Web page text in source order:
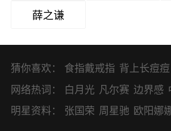
薛之谦
猜你喜欢： 食指戴戒指 背上长痘痘
避暑胜地
网络热词：
白月光 凡尔赛 边界感
凤雏 二次元 KPI EMO
明星资料：
张国荣 周星驰 欧阳娜